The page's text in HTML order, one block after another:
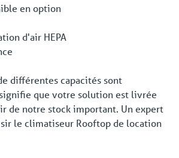
en option
d'air HEPA
différentes capacités sont
que votre solution est livrée
de notre stock important. Un expert
le climatiseur Rooftop de location